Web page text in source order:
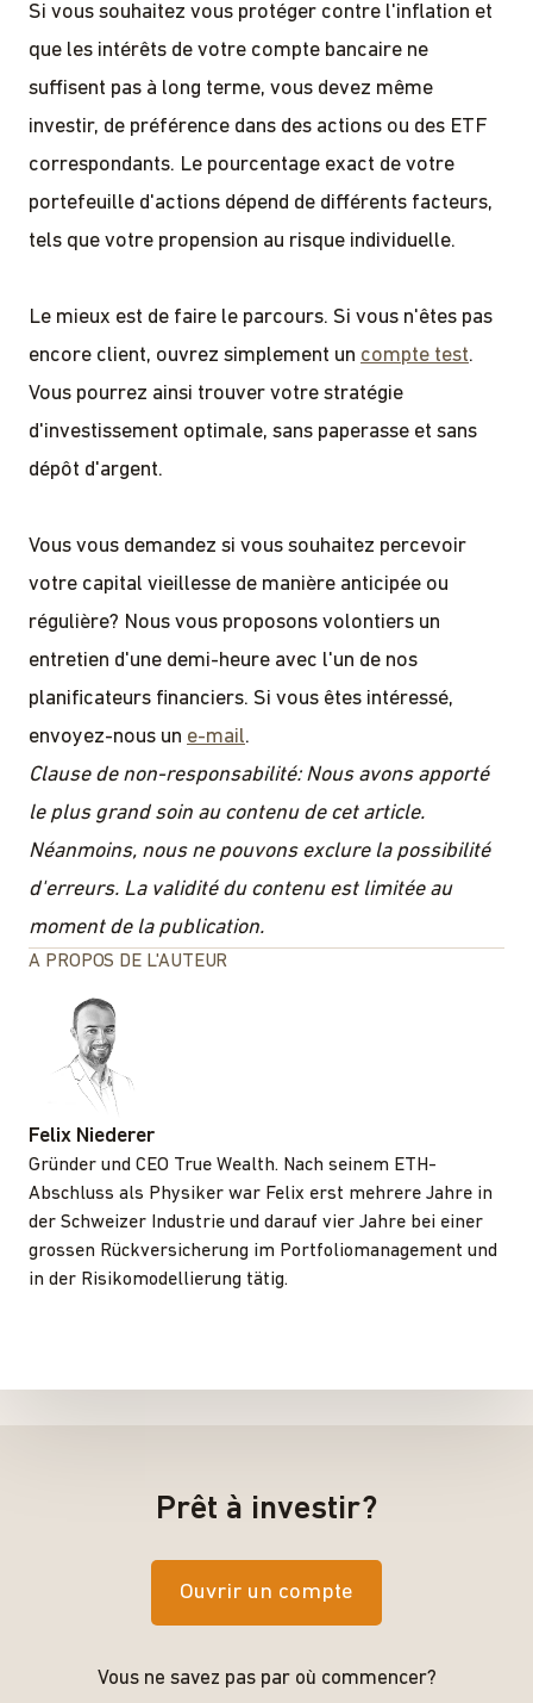
Si vous souhaitez vous protéger contre l'inflation et
que les intérêts de votre compte bancaire ne
suffisent pas à long terme, vous devez même
investir, de préférence dans des actions ou des ETF
correspondants. Le pourcentage exact de votre
portefeuille d'actions dépend de différents facteurs,
tels que votre propension au risque individuelle.
Le mieux est de faire le parcours. Si vous n'êtes pas
encore client, ouvrez simplement un compte test.
Vous pourrez ainsi trouver votre stratégie
d'investissement optimale, sans paperasse et sans
dépôt d'argent.
Vous vous demandez si vous souhaitez percevoir
votre capital vieillesse de manière anticipée ou
régulière? Nous vous proposons volontiers un
entretien d'une demi-heure avec l'un de nos
planificateurs financiers. Si vous êtes intéressé,
envoyez-nous un e-mail.
Clause de non-responsabilité: Nous avons apporté
le plus grand soin au contenu de cet article.
Néanmoins, nous ne pouvons exclure la possibilité
d'erreurs. La validité du contenu est limitée au
moment de la publication.
A PROPOS DE L'AUTEUR
Felix Niederer
Gründer und CEO True Wealth. Nach seinem ETH-
Abschluss als Physiker war Felix erst mehrere Jahre in
der Schweizer Industrie und darauf vier Jahre bei einer
grossen Rückversicherung im Portfoliomanagement und
in der Risikomodellierung tätig.
Prêt à investir?
Ouvrir un compte
Vous ne savez pas par où commencer?